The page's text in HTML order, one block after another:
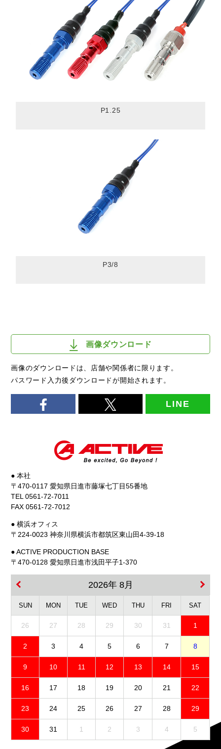
P1.25
P3/8
画像ダウンロード
画像のダウンロードは、店舗や関係者に限ります。
パスワード入力後ダウンロードが開始されます。
LINE
● 本社
〒470-0117 愛知県日進市藤塚七丁目55番地
TEL 0561-72-7011
FAX 0561-72-7012
● 横浜オフィス
〒224-0023 神奈川県横浜市都筑区東山田4-39-18
● ACTIVE PRODUCTION BASE
〒470-0128 愛知県日進市浅田平子1-370
2026年 8月
SUN MON TUE WED THU FRI SAT
26 27 28 29 30 31 1
2 3 4 5 6 7 8
9 10 11 12 13 14 15
16 17 18 19 20 21 22
23 24 25 26 27 28 29
30 31 1 2 3 4 5